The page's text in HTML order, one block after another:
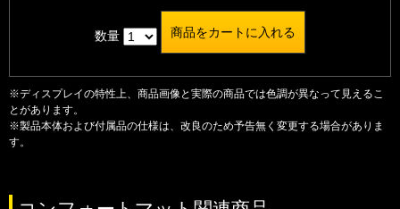
数量
※ディスプレイの特性上、商品画像と実際の商品では色調が異なって見えるこ
とがあります。
※製品本体および付属品の仕様は、改良のため予告無く変更する場合がありま
す。